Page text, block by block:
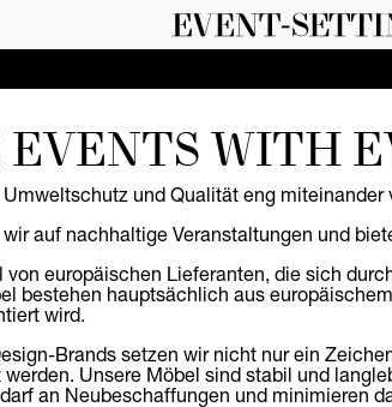
WITH
und Qualität eng miteinander
auf nachhaltige Veranstaltungen und
europäischen Lieferanten, die sich
bestehen hauptsächlich aus
wird.
Brands setzen wir nicht nur ein
Unsere Möbel sind stabil und
an Neubeschaffungen und minimieren